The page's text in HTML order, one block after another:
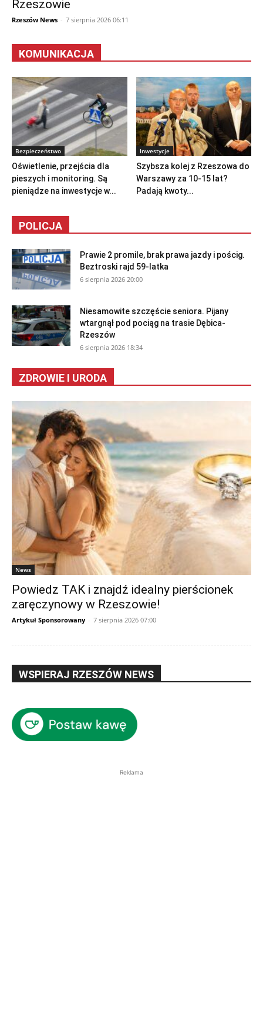
Rzeszowie
Rzeszów News - 7 sierpnia 2026 06:11
KOMUNIKACJA
Bezpieczeństwo
Oświetlenie, przejścia dla
pieszych i monitoring. Są
pieniądze na inwestycje w...
Inwestycje
Szybsza kolej z Rzeszowa do
Warszawy za 10-15 lat?
Padają kwoty...
POLICJA
Prawie 2 promile, brak prawa jazdy i pościg.
Beztroski rajd 59-latka
6 sierpnia 2026 20:00
Niesamowite szczęście seniora. Pijany
wtargnął pod pociąg na trasie Dębica-
Rzeszów
6 sierpnia 2026 18:34
ZDROWIE I URODA
News
Powiedz TAK i znajdź idealny pierścionek
zaręczynowy w Rzeszowie!
Artykuł Sponsorowany - 7 sierpnia 2026 07:00
WSPIERAJ RZESZÓW NEWS
Reklama